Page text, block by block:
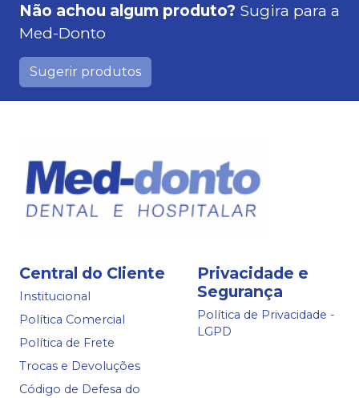
Não achou algum produto? Sugira para a
Med-Donto
Sugerir produtos
Central do Cliente
Institucional
Política Comercial
Política de Frete
Trocas e Devoluções
Código de Defesa do
Privacidade e
Segurança
Política de Privacidade -
LGPD